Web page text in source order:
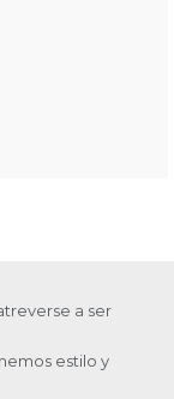
a ser
estilo y